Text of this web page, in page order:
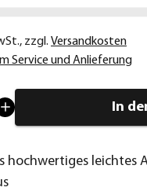
, zzgl. Versandkosten
Service und Anlieferung
In
hochwertiges leichtes